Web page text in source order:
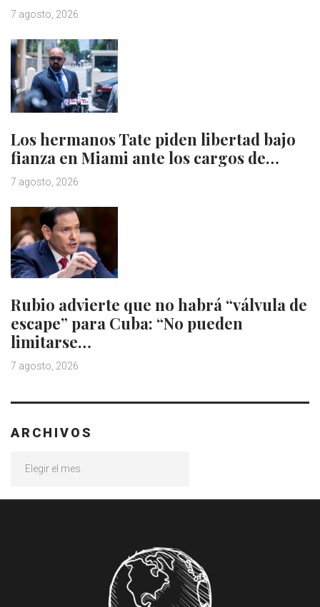
7 agosto, 2026
Los hermanos Tate piden libertad bajo
fianza en Miami ante los cargos de…
7 agosto, 2026
Rubio advierte que no habrá “válvula de
escape” para Cuba: “No pueden
limitarse…
7 agosto, 2026
ARCHIVOS